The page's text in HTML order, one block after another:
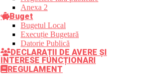
Anexa 2
Buget
Bugetul Local
Execuție Bugetară
Datorie Publică
DECLARAȚII DE AVERE ȘI
INTERESE FUNCȚIONARI
REGULAMENT